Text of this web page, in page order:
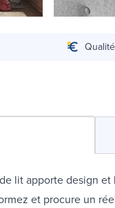
lit apporte design
et procure un